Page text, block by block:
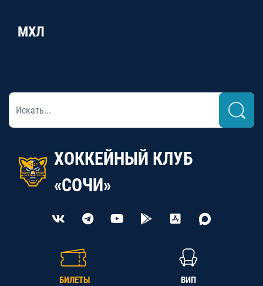
МХЛ
ХОККЕЙНЫЙ КЛУБ
«СОЧИ»
БИЛЕТЫ ВИП